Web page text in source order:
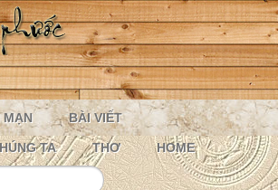
MẠN BÀI VIẾT
TA THƠ HOME